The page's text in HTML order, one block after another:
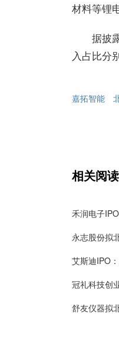
材料等锂
据披
入占比分
嘉拓智能
相关阅读
艾斯迪IPO